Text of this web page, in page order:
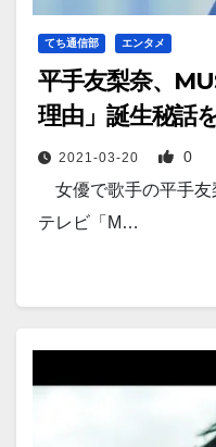
てち通信部 エンタメ
平手友梨奈、
理由」誕生秘話
2021-03-20 0
女優で歌手の平手友
テレビ「M…